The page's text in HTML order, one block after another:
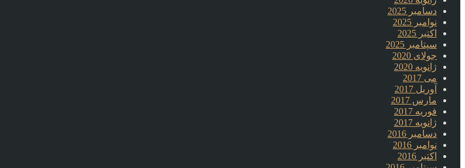
دسامبر 2025
نوامبر 2025
اکتبر 2025
سپتامبر 2025
جولای 2020
ژانویه 2020
می 2017
آوریل 2017
مارس 2017
فوریه 2017
ژانویه 2017
دسامبر 2016
نوامبر 2016
اکتبر 2016